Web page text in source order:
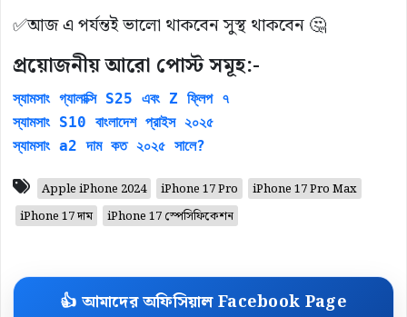
✅আজ এ পর্যন্তই ভালো থাকবেন সুস্থ থাকবেন 🤔
প্রয়োজনীয় আরো পোস্ট সমূহ:-
স্যামসাং গ্যালাক্সি S25 এবং Z ফ্লিপ ৭
স্যামসাং S10 বাংলাদেশ প্রাইস ২০২৫
স্যামসাং a2 দাম কত ২০২৫ সালে?
Apple iPhone 2024 iPhone 17 Pro
iPhone 17 Pro Max
iPhone 17 দাম
iPhone 17 স্পেসিফিকেশন
👍 আমাদের অফিসিয়াল Facebook Page